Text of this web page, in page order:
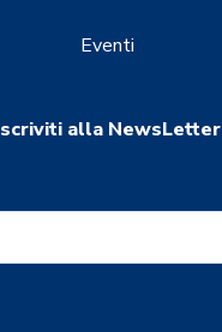
Eventi
alla NewsLetter